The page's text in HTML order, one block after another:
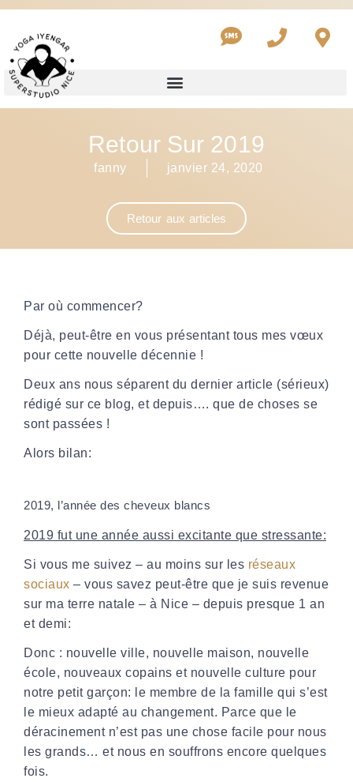
Retour Sur 2019
fanny janvier 24, 2020
Retour aux articles
Par où commencer?
Déjà, peut-être en vous présentant tous mes vœux
pour cette nouvelle décennie !
Deux ans nous séparent du dernier article (sérieux)
rédigé sur ce blog, et depuis…. que de choses se
sont passées !
Alors bilan:
2019, l’année des cheveux blancs
2019 fut une année aussi excitante que stressante:
Si vous me suivez – au moins sur les réseaux
sociaux – vous savez peut-être que je suis revenue
sur ma terre natale – à Nice – depuis presque 1 an
et demi:
Donc : nouvelle ville, nouvelle maison, nouvelle
école, nouveaux copains et nouvelle culture pour
notre petit garçon: le membre de la famille qui s’est
le mieux adapté au changement. Parce que le
déracinement n’est pas une chose facile pour nous
les grands… et nous en souffrons encore quelques
fois.